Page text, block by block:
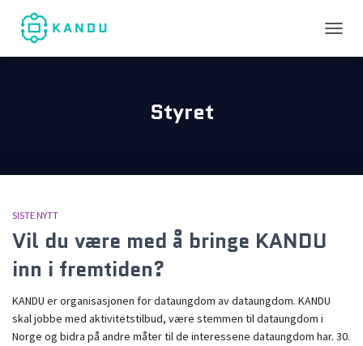
Styret
SISTE NYTT
Vil du være med å bringe KANDU
inn i fremtiden?
KANDU er organisasjonen for dataungdom av dataungdom. KANDU
skal jobbe med aktivitetstilbud, være stemmen til dataungdom i
Norge og bidra på andre måter til de interessene dataungdom har. 30.